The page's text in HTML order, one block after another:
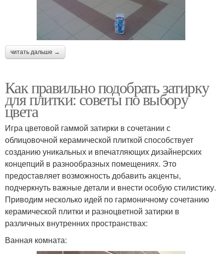
читать дальше →
Как правильно подобрать затирку
для плитки: советы по выбору
цвета
Игра цветовой гаммой затирки в сочетании с
облицовочной керамической плиткой способствует
созданию уникальных и впечатляющих дизайнерских
концепций в разнообразных помещениях. Это
предоставляет возможность добавить акценты,
подчеркнуть важные детали и внести особую стилистику.
Приводим несколько идей по гармоничному сочетанию
керамической плитки и разноцветной затирки в
различных внутренних пространствах:
Ванная комната: